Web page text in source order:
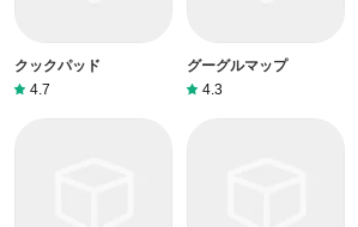
クックパッド
4.7
グーグルマップ
4.3